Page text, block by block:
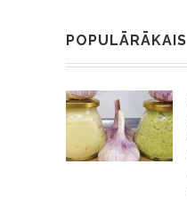
POPULĀRĀKAIS